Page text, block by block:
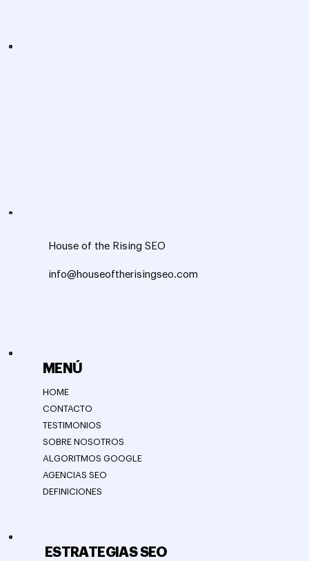
MENÚ
HOME
CONTACTO
TESTIMONIOS
SOBRE NOSOTROS
ALGORITMOS GOOGLE
AGENCIAS SEO
DEFINICIONES
ESTRATEGIAS SEO
House of the Rising SEO
info@houseoftherisingseo.com